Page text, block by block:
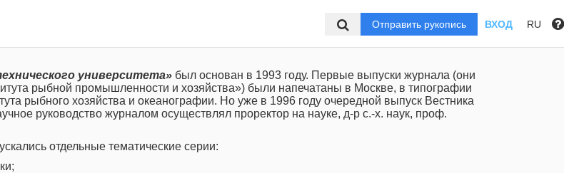
Отправить рукопись ВХОД RU
университета» был основан в 1993 году. Первые выпуски журнала (они
рыбной промышленности и хозяйства») были напечатаны в Москве, в типографии
рыбного хозяйства и океанографии. Но уже в 1996 году очередной выпуск Вестника
руководство журналом осуществлял проректор на науке, д-р с.-х. наук, проф.
отдельные тематические серии: